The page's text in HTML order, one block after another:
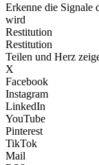
Erkenne die Signale
wird
Restitution
Restitution
Teilen und Herz
X
Facebook
Instagram
LinkedIn
YouTube
Pinterest
TikTok
Mail